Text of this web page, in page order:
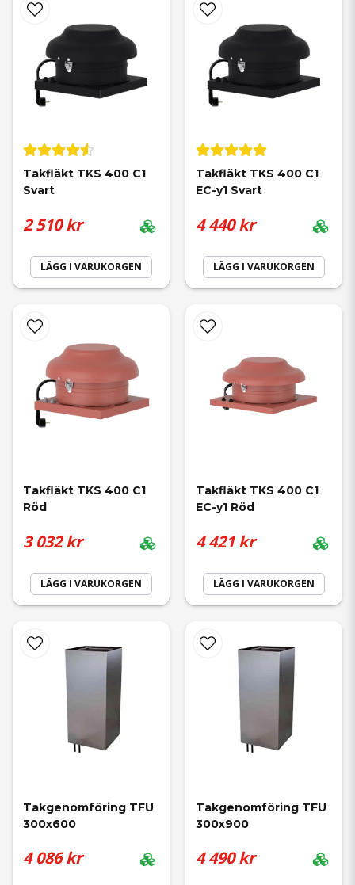
Takfläkt TKS 400 C1
Svart
2 510 kr
LÄGG I VARUKORGEN
Takfläkt TKS 400 C1
EC-y1 Svart
4 440 kr
LÄGG I VARUKORGEN
Takfläkt TKS 400 C1
Röd
3 032 kr
LÄGG I VARUKORGEN
Takfläkt TKS 400 C1
EC-y1 Röd
4 421 kr
LÄGG I VARUKORGEN
Takgenomföring TFU
300x600
4 086 kr
Takgenomföring TFU
300x900
4 490 kr